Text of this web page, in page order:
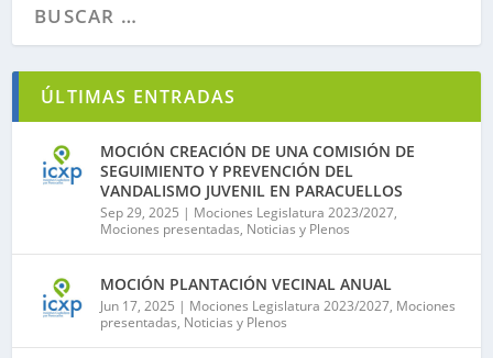
ÚLTIMAS ENTRADAS
MOCIÓN CREACIÓN DE UNA COMISIÓN DE
SEGUIMIENTO Y PREVENCIÓN DEL
VANDALISMO JUVENIL EN PARACUELLOS
Sep 29, 2025 | Mociones Legislatura 2023/2027,
Mociones presentadas, Noticias y Plenos
MOCIÓN PLANTACIÓN VECINAL ANUAL
Jun 17, 2025 | Mociones Legislatura 2023/2027, Mociones
presentadas, Noticias y Plenos